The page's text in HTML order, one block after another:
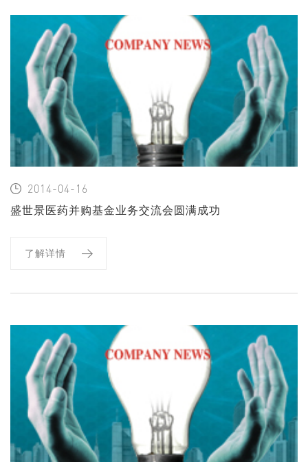
2014-04-16
盛世景医药并购基金业务交流会圆满成功
了解详情